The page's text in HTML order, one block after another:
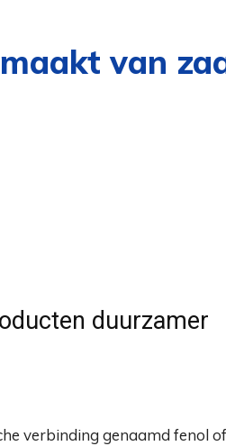
van
duurzamer
verbinding genaamd fenol of